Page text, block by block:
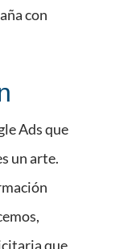
con
Ads que
un arte.
que